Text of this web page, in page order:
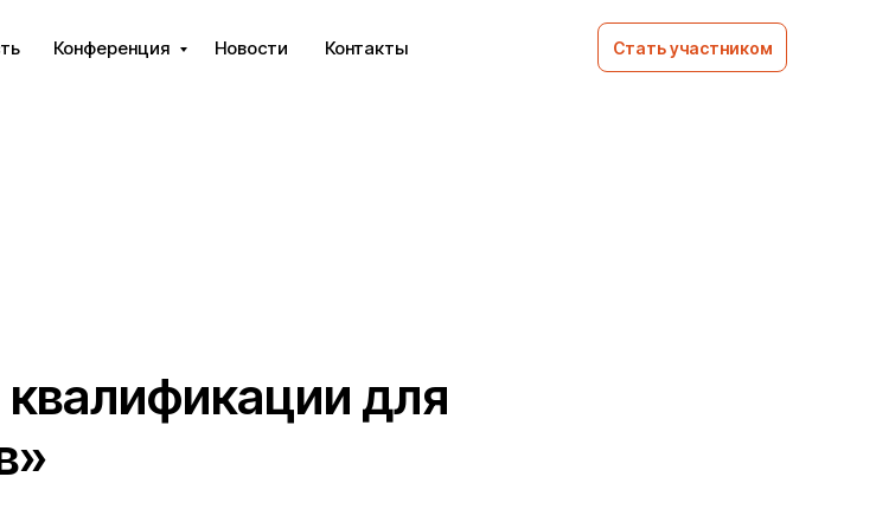
Стать участником
Конференция Новости Контакты
для